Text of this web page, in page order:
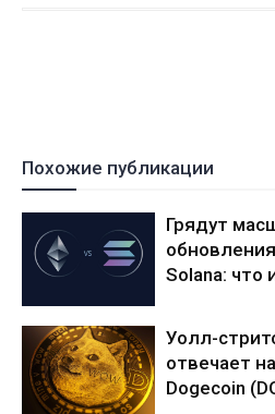
Похожие публикации
Грядут
Solana: что
Уолл-
отвечает
Dogecoin